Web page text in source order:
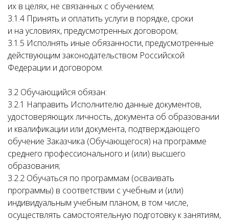
их в целях, не связанных с обучением;
3.1.4 Принять и оплатить услуги в порядке, сроки
и на условиях, предусмотренных договором;
3.1.5 Исполнять иные обязанности, предусмотренные
действующим законодательством Российской
Федерации и договором.
3.2 Обучающийся обязан:
3.2.1 Направить Исполнителю данные документов,
удостоверяющих личность, документа об образовании
и квалификации или документа, подтверждающего
обучение Заказчика (Обучающегося) на программе
среднего профессионального и (или) высшего
образования;
3.2.2 Обучаться по программам (осваивать
программы) в соответствии с учебным и (или)
индивидуальным учебным планом, в том числе,
осуществлять самостоятельную подготовку к занятиям,